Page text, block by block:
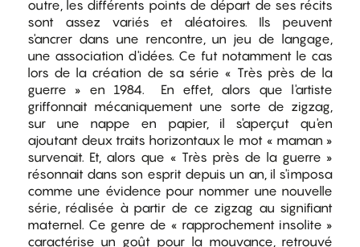
outre, les différents points de départ de ses récits
sont assez variés et aléatoires. Ils peuvent
s'ancrer dans une rencontre, un jeu de langage,
une association d'idées. Ce fut notamment le cas
lors de la création de sa série « Très près de la
guerre » en 1984. En effet, alors que l'artiste
griffonnait mécaniquement une sorte de zigzag,
sur une nappe en papier, il s'aperçut qu'en
ajoutant deux traits horizontaux le mot « maman »
survenait. Et, alors que « Très près de la guerre »
résonnait dans son esprit depuis un an, il s'imposa
comme une évidence pour nommer une nouvelle
série, réalisée à partir de ce zigzag au signifiant
maternel. Ce genre de « rapprochement insolite »
caractérise un goût pour la mouvance, retrouvé